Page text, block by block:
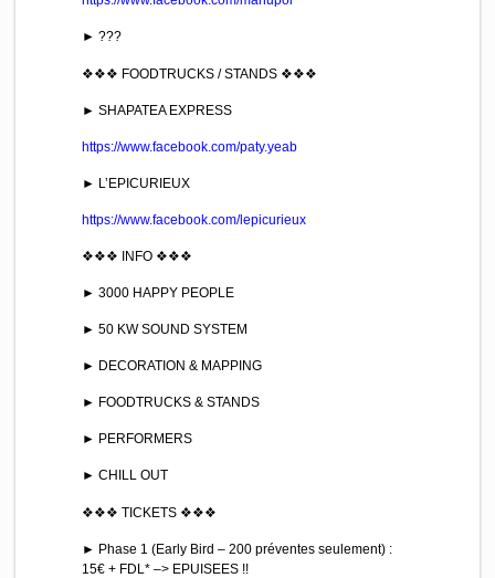
► ???
❖❖❖ FOODTRUCKS / STANDS ❖❖❖
► SHAPATEA EXPRESS
https://www.facebook.com/paty.yeab
► L’EPICURIEUX
https://www.facebook.com/lepicurieux
❖❖❖ INFO ❖❖❖
► 3000 HAPPY PEOPLE
► 50 KW SOUND SYSTEM
► DECORATION & MAPPING
► FOODTRUCKS & STANDS
► PERFORMERS
► CHILL OUT
❖❖❖ TICKETS ❖❖❖
► Phase 1 (Early Bird – 200 préventes seulement) :
15€ + FDL* –> EPUISEES !!